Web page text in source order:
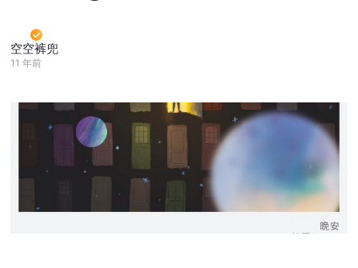
空空裤兜
11 年前